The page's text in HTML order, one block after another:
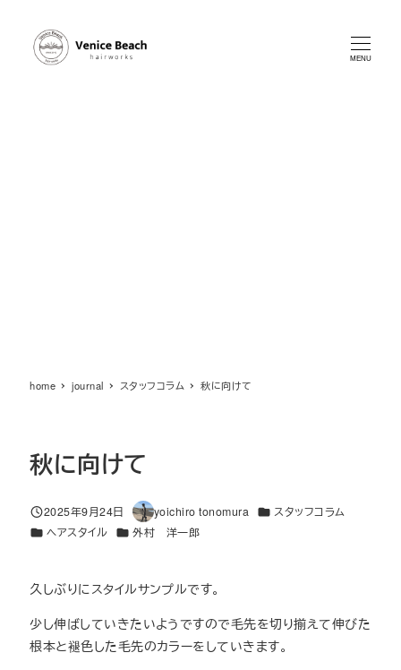
MENU
home journal スタッフコラム 秋に向けて
秋に向けて
投稿日
2025年9月24日
著
者
yoichiro tonomura カテゴリー
スタッフコラム
カテゴリー
ヘアスタイル カテゴリー
外村 洋一郎
久しぶりにスタイルサンプルです。
少し伸ばしていきたいようですので毛先を切り揃えて伸びた
根本と褪色した毛先のカラーをしていきます。